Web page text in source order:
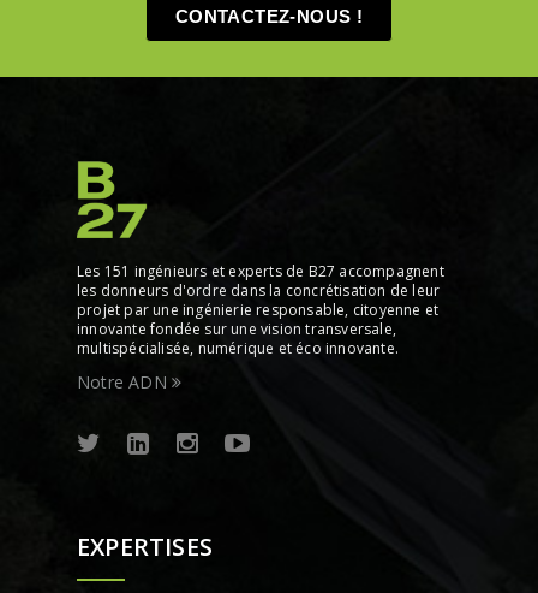
CONTACTEZ-NOUS !
Les 151 ingénieurs et experts de B27 accompagnent
les donneurs d'ordre dans la concrétisation de leur
projet par une ingénierie responsable, citoyenne et
innovante fondée sur une vision transversale,
multispécialisée, numérique et éco innovante.
Notre ADN
EXPERTISES